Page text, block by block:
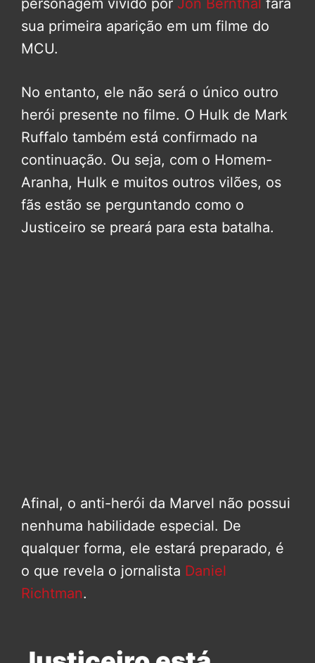
personagem vivido por Jon Bernthal fará
sua primeira aparição em um filme do
MCU.
No entanto, ele não será o único outro
herói presente no filme. O Hulk de Mark
Ruffalo também está confirmado na
continuação. Ou seja, com o Homem-
Aranha, Hulk e muitos outros vilões, os
fãs estão se perguntando como o
Justiceiro se preará para esta batalha.
Afinal, o anti-herói da Marvel não possui
nenhuma habilidade especial. De
qualquer forma, ele estará preparado, é
o que revela o jornalista Daniel
Richtman.